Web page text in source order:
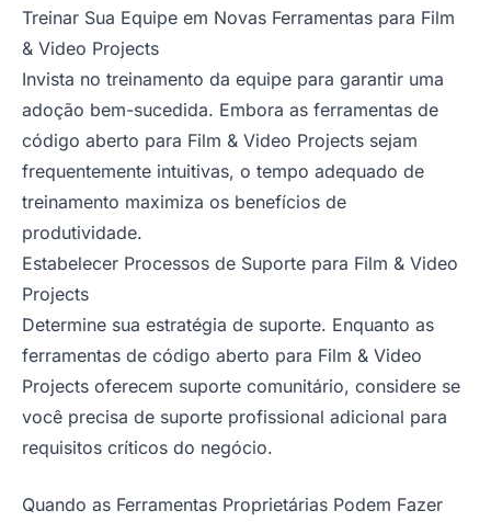
Treinar Sua Equipe em Novas Ferramentas para Film
& Video Projects
Invista no treinamento da equipe para garantir uma
adoção bem-sucedida. Embora as ferramentas de
código aberto para Film & Video Projects sejam
frequentemente intuitivas, o tempo adequado de
treinamento maximiza os benefícios de
produtividade.
Estabelecer Processos de Suporte para Film & Video
Projects
Determine sua estratégia de suporte. Enquanto as
ferramentas de código aberto para Film & Video
Projects oferecem suporte comunitário, considere se
você precisa de suporte profissional adicional para
requisitos críticos do negócio.
Quando as Ferramentas Proprietárias Podem Fazer